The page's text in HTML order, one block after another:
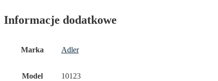
Informacje dodatkowe
Marka Adler
Model 10123